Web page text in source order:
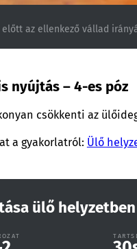
az ellenkező vállad
nyújtás – 4-es póz
csökkenti az
a gyakorlatról: Ülő
ülő helyzetben